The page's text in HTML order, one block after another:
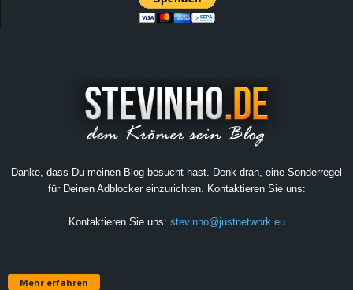
Danke, dass Du meinen Blog besucht hast. Denk dran, eine Sonderregel
für Deinen Adblocker einzurichten. Kontaktieren Sie uns:
Kontaktieren Sie uns: stevinho@justnetwork.eu
Mehr erfahren